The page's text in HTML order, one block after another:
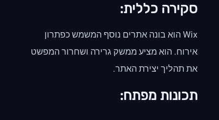
סקירה כללית:
Wix הוא בונה אתרים נוסף המשמש כפתרון
אירוח. הוא מציע ממשק גרירה ושחרור המפשט
את תהליך יצירת האתר.
תכונות מפתח: